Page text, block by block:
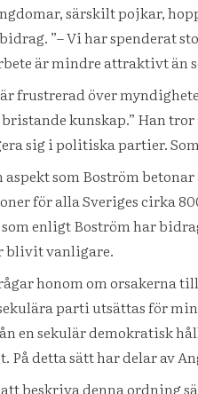
särskilt pojkar,
”– Vi har spenderat
är mindre attraktivt än
frustrerad över
kunskap.” Han
sig i politiska partier.
aspekt som Boström
för alla Sveriges cirka
som enligt Boström har
blivit vanligare.
honom om orsakerna
parti utsättas för
en sekulär demokratisk
På detta sätt har delar av
beskriva denna ordning